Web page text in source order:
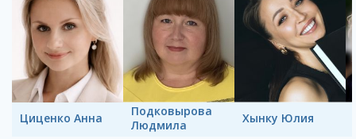
Циценко Анна
Подковырова
Людмила
Хынку Юлия